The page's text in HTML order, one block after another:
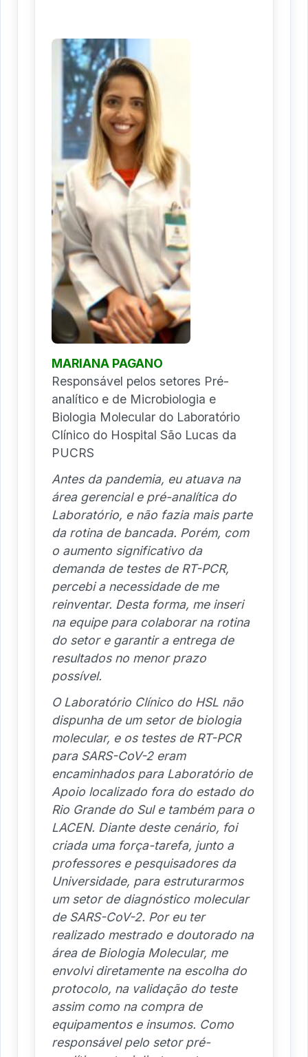
MARIANA PAGANO
Responsável pelos setores Pré-
analítico e de Microbiologia e
Biologia Molecular do Laboratório
Clínico do Hospital São Lucas da
PUCRS
Antes da pandemia, eu atuava na
área gerencial e pré-analítica do
Laboratório, e não fazia mais parte
da rotina de bancada. Porém, com
o aumento significativo da
demanda de testes de RT-PCR,
percebi a necessidade de me
reinventar. Desta forma, me inseri
na equipe para colaborar na rotina
do setor e garantir a entrega de
resultados no menor prazo
possível.
O Laboratório Clínico do HSL não
dispunha de um setor de biologia
molecular, e os testes de RT-PCR
para SARS-CoV-2 eram
encaminhados para Laboratório de
Apoio localizado fora do estado do
Rio Grande do Sul e também para o
LACEN. Diante deste cenário, foi
criada uma força-tarefa, junto a
professores e pesquisadores da
Universidade, para estruturarmos
um setor de diagnóstico molecular
de SARS-CoV-2. Por eu ter
realizado mestrado e doutorado na
área de Biologia Molecular, me
envolvi diretamente na escolha do
protocolo, na validação do teste
assim como na compra de
equipamentos e insumos. Como
responsável pelo setor pré-